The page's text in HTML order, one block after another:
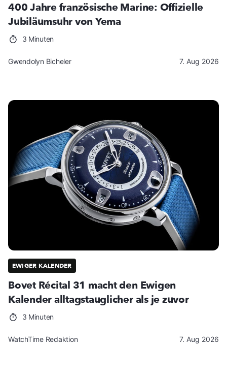
400 Jahre französische Marine: Offizielle
Jubiläumsuhr von Yema
3 Minuten
Gwendolyn Bicheler 7. Aug 2026
EWIGER KALENDER
Bovet Récital 31 macht den Ewigen
Kalender alltagstauglicher als je zuvor
3 Minuten
WatchTime Redaktion 7. Aug 2026